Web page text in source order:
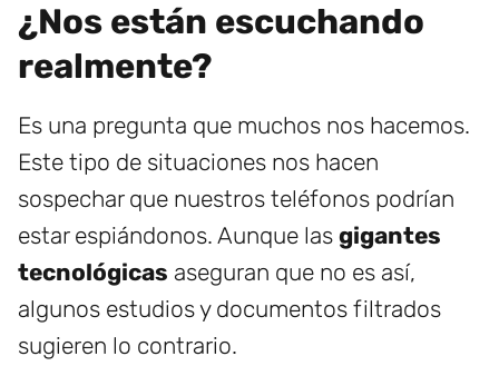
¿Nos están escuchando
realmente?
Es una pregunta que muchos nos hacemos.
Este tipo de situaciones nos hacen
sospechar que nuestros teléfonos podrían
estar espiándonos. Aunque las gigantes
tecnológicas aseguran que no es así,
algunos estudios y documentos filtrados
sugieren lo contrario.